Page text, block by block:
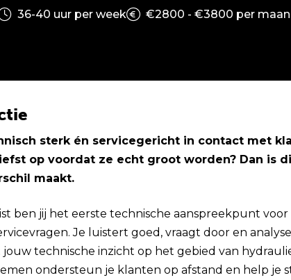
36-40 uur per week €2800 - €3800 per
minuut
sterk én servicegericht in contact met
op voordat ze echt groot worden? Dan is
maakt.
ben jij het eerste technische aanspreekpunt
Je luistert goed, vraagt door en
jouw technische inzicht op het gebied van
ondersteun je klanten op afstand en help je